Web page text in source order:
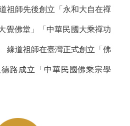
祖師先後創立「永和大自在禪
覺佛堂」「中華民國大乘禪功
道祖師在臺灣正式創立「佛
路成立「中華民國佛乘宗學